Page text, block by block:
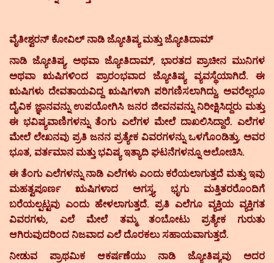
ವೈತೀಶ್ವರನ್ ಕೋವಿಲ್ ನಾಡಿ ಜ್ಯೋತಿಷ್ಯ ಮತ್ತು ಜ್ಯೋತಿದಾಮ್
ನಾಡಿ ಜ್ಯೋತಿಷ್ಯ, ಅಥವಾ ಜ್ಯೋತಿದಾಮ್, ಭಾರತದ ಪ್ರಾಚೀನ ಮುನಿಗಳ
ಅಥವಾ ಋಷಿಗಳಿಂದ ಪ್ರಾರಂಭವಾದ ಜ್ಯೋತಿಷ್ಯ ವ್ಯವಸ್ಥೆಯಾಗಿದೆ. ಈ
ಋಷಿಗಳು ದೇವತಾಯವಿದ್ದ ಋಷಿಗಳಾಗಿ ಪರಿಗಣಿಸಲಾಗಿದ್ದು, ಅವರೆಲ್ಲರೂ
ದೈವಿಕ ಜ್ಞಾನವನ್ನು ಉಪಯೋಗಿಸಿ ಜನರ ಜೀವನವನ್ನು ನಿರೀಕ್ಷಿಸಿದ್ದರು ಮತ್ತು
ಈ ಭವಿಷ್ಯವಾಣಿಗಳನ್ನು ತೆಂಗು ಎಲೆಗಳ ಮೇಲೆ ದಾಖಲಿಸಿದ್ದಾರೆ. ಎಲೆಗಳ
ಮೇಲೆ ಲೇಖನವು ಪ್ರತಿ ಜನನ ಪ್ರತ್ಯೇಕ ವಿವರಗಳನ್ನು ಒಳಗೊಂಡಿತ್ತು, ಅವರ
ಭೂತ, ವರ್ತಮಾನ ಮತ್ತು ಭವಿಷ್ಯ ಇತ್ಯಾದಿ ಘಟನೆಗಳನ್ನೂ ಆಲೋಚಿಸಿ.
ಈ ತೆಂಗು ಎಲೆಗಳನ್ನು ನಾಡಿ ಎಲೆಗಳು ಎಂದು ಕರೆಯಲಾಗುತ್ತದೆ ಮತ್ತು ಇವು
ಮಹತ್ವಪೂರ್ಣ ಋಷಿಗಳಾದ ಅಗಸ್ತ್ಯ, ಭೃಗು ಮತ್ತಿತರರೊಂದಿಗೆ
ಬರೆಯಲ್ಪಟ್ಟವು ಎಂದು ಹೇಳಲಾಗುತ್ತದೆ. ಪ್ರತಿ ಎಲೆಗೂ ವ್ಯಕ್ತಿಯ ವ್ಯಕ್ತಿಗತ
ವಿವರಗಳು, ಎಲೆ ಮೇಲೆ ತಮ್ಮ ತಂಬೋಟು ಪ್ರತ್ಯೇಕ ಗುರುತು
ಆಗಿರುವುದರಿಂದ ನಿಜವಾದ ಎಲೆ ದೊರಕಲು ಸಹಾಯವಾಗುತ್ತದೆ.
ನೀಡುವ ಪ್ರಾಥಮಿಕ ಆಕರ್ಷಣೆಯು ನಾಡಿ ಜ್ಯೋತಿಷ್ಯವು ಅದರ